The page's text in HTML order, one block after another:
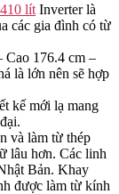
lít Inverter là
các gia đình có từ
Cao 176.4 cm –
là lớn nên sẽ hợp
kế mới lạ mang
và làm từ thép
lâu hơn. Các linh
Bản. Khay
được làm từ kính